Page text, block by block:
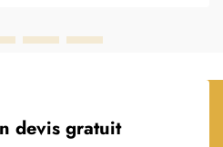
devis gratuit